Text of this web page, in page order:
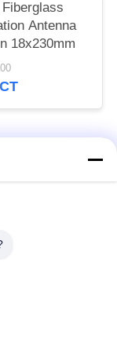
Antenna
18x230mm
antenne